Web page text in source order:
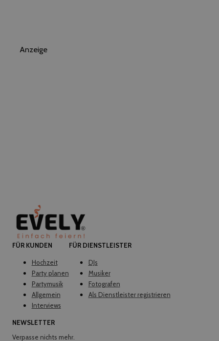
Anzeige
FÜR KUNDEN
Hochzeit
Party planen
Partymusik
Allgemein
Interviews
FÜR DIENSTLEISTER
DJs
Musiker
Fotografen
Als Dienstleister registrieren
NEWSLETTER
Verpasse nichts mehr.